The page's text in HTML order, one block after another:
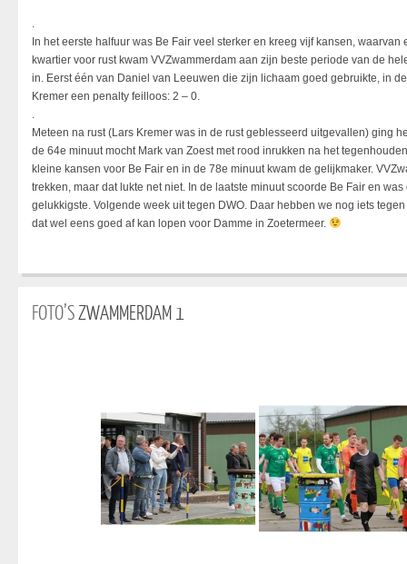
.
In het eerste halfuur was Be Fair veel sterker en kreeg vijf kansen,
kwartier voor rust kwam VVZwammerdam aan zijn beste periode van de
in. Eerst één van Daniel van Leeuwen die zijn lichaam goed gebruikte, in
Kremer een penalty feilloos: 2 – 0.
.
Meteen na rust (Lars Kremer was in de rust geblesseerd uitgevallen) ging
de 64e minuut mocht Mark van Zoest met rood inrukken na het
kleine kansen voor Be Fair en in de 78e minuut kwam de gelijkmaker.
trekken, maar dat lukte net niet. In de laatste minuut scoorde Be Fair en
gelukkigste. Volgende week uit tegen DWO. Daar hebben we nog iets
dat wel eens goed af kan lopen voor Damme in Zoetermeer.
FOTO’SZWAMMERDAM 1